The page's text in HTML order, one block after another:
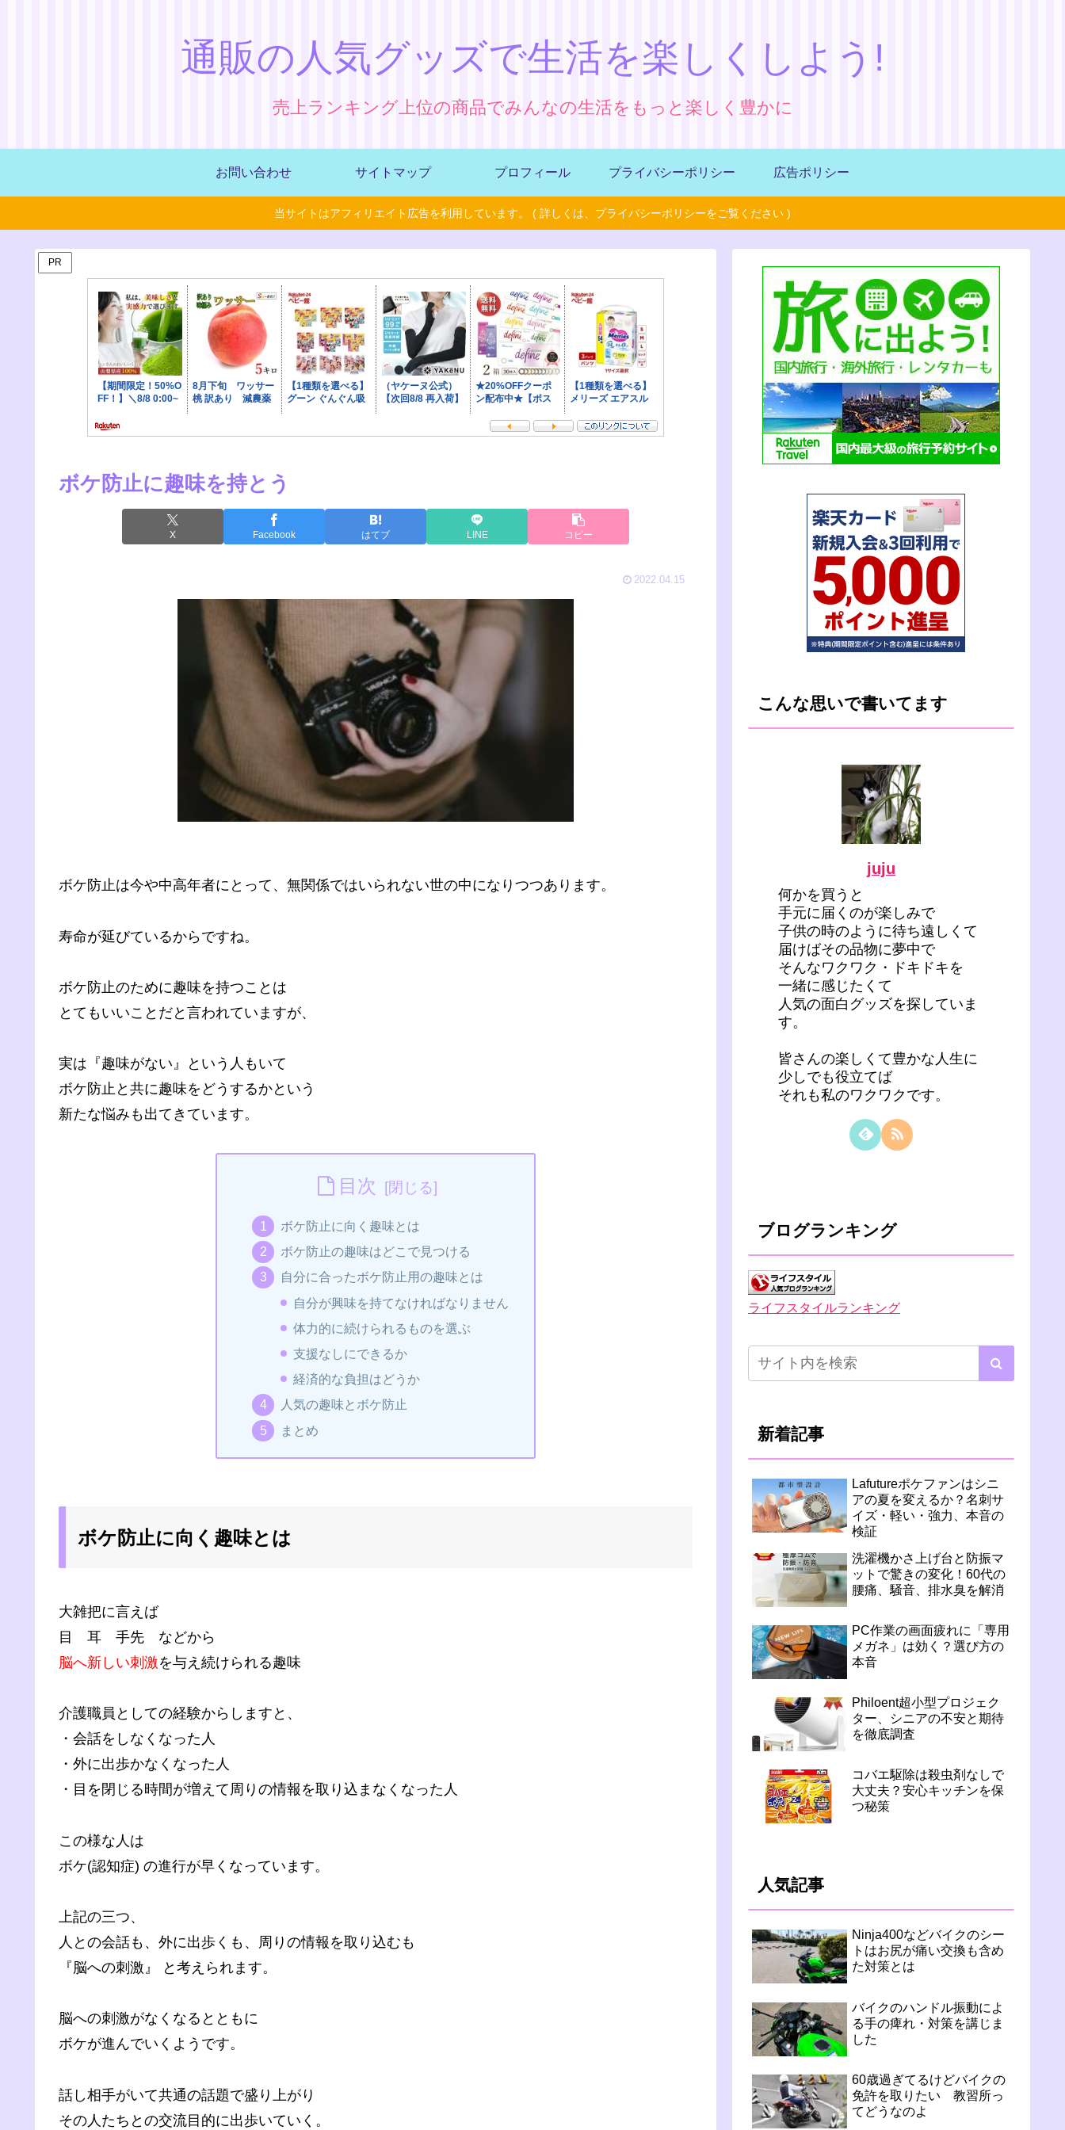
通販の人気グッズで生活を楽しくしよう!
売上ランキング上位の商品でみんなの生活をもっと楽しく豊かに
お問い合わせ サイトマップ プロフィール プライバシーポリシー 広告ポリシー
当サイトはアフィリエイト広告を利用しています。 ( 詳しくは、プライバシーポリシーをご覧ください )
PR
ボケ防止に趣味を持とう
X Facebook はてブ LINE コピー
2022.04.15
ボケ防止は今や中高年者にとって、無関係ではいられない世の中になりつつあります。
寿命が延びているからですね。
ボケ防止のために趣味を持つことは
とてもいいことだと言われていますが、
実は『趣味がない』という人もいて
ボケ防止と共に趣味をどうするかという
新たな悩みも出てきています。
目次
ボケ防止に向く趣味とは
ボケ防止の趣味はどこで見つける
自分に合ったボケ防止用の趣味とは
自分が興味を持てなければなりません
体力的に続けられるものを選ぶ
支援なしにできるか
経済的な負担はどうか
人気の趣味とボケ防止
まとめ
ボケ防止に向く趣味とは
大雑把に言えば
目 耳 手先 などから
脳へ新しい刺激を与え続けられる趣味
介護職員としての経験からしますと、
・会話をしなくなった人
・外に出歩かなくなった人
・目を閉じる時間が増えて周りの情報を取り込まなくなった人
この様な人は
ボケ(認知症) の進行が早くなっています。
上記の三つ、
人との会話も、外に出歩くも、周りの情報を取り込むも
『脳への刺激』 と考えられます。
脳への刺激がなくなるとともに
ボケが進んでいくようです。
話し相手がいて共通の話題で盛り上がり
その人たちとの交流目的に出歩いていく。
こんな思いで書いてます
juju
何かを買うと
手元に届くのが楽しみで
子供の時のように待ち遠しくて
届けばその品物に夢中で
そんなワクワク・ドキドキを
一緒に感じたくて
人気の面白グッズを探していま
す。
皆さんの楽しくて豊かな人生に
少しでも役立てば
それも私のワクワクです。
ブログランキング
ライフスタイルランキング
新着記事
Lafutureポケファンはシニ
アの夏を変えるか？名刺サ
イズ・軽い・強力、本音の
検証
洗濯機かさ上げ台と防振マ
ットで驚きの変化！60代の
腰痛、騒音、排水臭を解消
PC作業の画面疲れに「専用
メガネ」は効く？選び方の
本音
Philoent超小型プロジェク
ター、シニアの不安と期待
を徹底調査
コバエ駆除は殺虫剤なしで
大丈夫？安心キッチンを保
つ秘策
人気記事
Ninja400などバイクのシー
トはお尻が痛い交換も含め
た対策とは
バイクのハンドル振動によ
る手の痺れ・対策を講じま
した
60歳過ぎてるけどバイクの
免許を取りたい 教習所っ
てどうなのよ